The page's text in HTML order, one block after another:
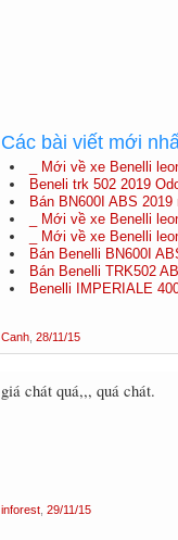
Các bài viết mới
_ Mới về xe Benelli
Beneli trk 502 2019
Bán BN600I ABS
_ Mới về xe Benelli
_ Mới về xe Benelli
Bán Benelli BN600I
Bán Benelli TRK502
Benelli IMPERIALE
Canh 28/11/15
giá chát quá,,, quá chát.
inforest 29/11/15